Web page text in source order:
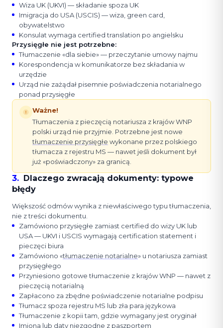
Wiza UK (UKVI) — składanie spoza UK
Imigracja do USA (USCIS) — wiza, green card,
obywatelstwo
Konsulat wymaga certified translation po angielsku
Przysięgłe nie jest potrzebne:
Tłumaczenie «dla siebie» — przeczytanie umowy najmu
Korespondencja w komunikatorze bez składania w
urzędzie
Urząd nie zażądał pisemnie poświadczenia notarialnego
ponad przysięgłe
Ważne!
Tłumaczenia z pieczęcią notariusza z krajów WNP
polski urząd nie przyjmie. Potrzebne jest nowe
tłumaczenie przysięgłe wykonane przez polskiego
tłumacza z rejestru MS — nawet jeśli dokument był
już «poświadczony» za granicą.
3. Dlaczego zwracają dokumenty: typowe
błędy
Większość odmów wynika z niewłaściwego typu tłumaczenia,
nie z treści dokumentu.
Zamówiono przysięgłe zamiast certified do wizy UK lub
USA — UKVI i USCIS wymagają certification statement i
pieczęci biura
Zamówiono «tłumaczenie notarialne» u notariusza zamiast
przysięgłego
Przyniesiono gotowe tłumaczenie z krajów WNP — nawet z
pieczęcią notarialną
Zapłacono za zbędne poświadczenie notarialne podpisu
Tłumacz spoza rejestru MS lub zła para językowa
Tłumaczenie z kopii tam, gdzie wymagany jest oryginał
Imiona lub daty niezgodne z paszportem